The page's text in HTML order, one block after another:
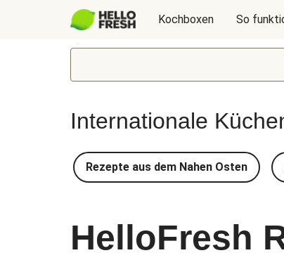
Kochboxen So
Internationale
Rezepte aus dem Nahen Osten
HelloFresh